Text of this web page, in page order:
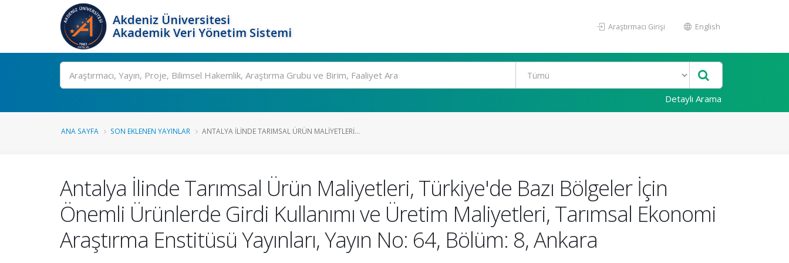
Akdeniz Üniversitesi
Akademik Veri Yönetim Sistemi
Araştırmacı Girişi English
Ara
Detaylı Arama
ANA SAYFA SON EKLENEN YAYINLAR ANTALYA İLINDE TARIMSAL ÜRÜN MALIYETLERI...
Antalya İlinde Tarımsal Ürün Maliyetleri, Türkiye'de Bazı Bölgeler İçin
Önemli Ürünlerde Girdi Kullanımı ve Üretim Maliyetleri, Tarımsal Ekonomi
Araştırma Enstitüsü Yayınları, Yayın No: 64, Bölüm: 8, Ankara